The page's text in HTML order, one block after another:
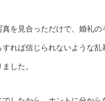
を見合っただけで、婚礼の
れば信じられないような乱
した。